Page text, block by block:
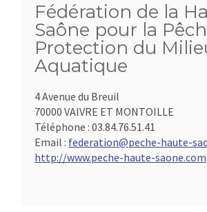
Fédération de la
Saône pour la
Protection du
Aquatique
4 Avenue du Breuil
70000 VAIVRE ET MONTOILLE
Téléphone : 03.84.76.51.41
Email : federation@peche-haute-
http://www.peche-haute-saone.com